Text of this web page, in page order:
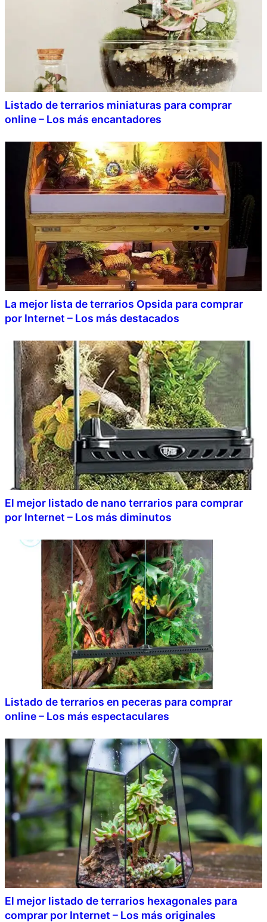
Listado de terrarios miniaturas para comprar
online – Los más encantadores
La mejor lista de terrarios Opsida para comprar
por Internet – Los más destacados
El mejor listado de nano terrarios para comprar
por Internet – Los más diminutos
Listado de terrarios en peceras para comprar
online – Los más espectaculares
El mejor listado de terrarios hexagonales para
comprar por Internet – Los más originales